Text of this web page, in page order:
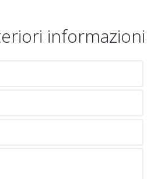
informazioni